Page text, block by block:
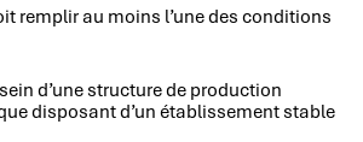
remplir au moins l’une des conditions
d’une structure de production
disposant d’un établissement stable